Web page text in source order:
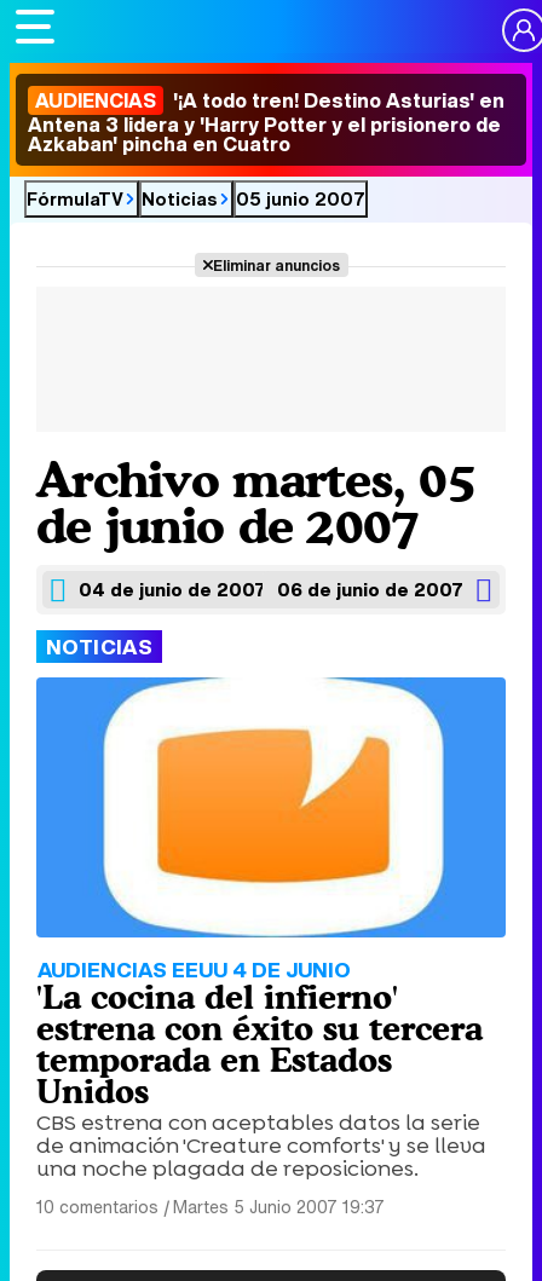
AUDIENCIAS '¡A todo tren! Destino Asturias' en
Antena 3 lidera y 'Harry Potter y el prisionero de
Azkaban' pincha en Cuatro
FórmulaTV Noticias 05 junio 2007
Eliminar anuncios
Archivo martes, 05
de junio de 2007
04 de junio de 2007 06 de junio de 2007
NOTICIAS
AUDIENCIAS EEUU 4 DE JUNIO
'La cocina del infierno'
estrena con éxito su tercera
temporada en Estados
Unidos
CBS estrena con aceptables datos la serie
de animación 'Creature comforts' y se lleva
una noche plagada de reposiciones.
10 comentarios |Martes 5 Junio 2007 19:37